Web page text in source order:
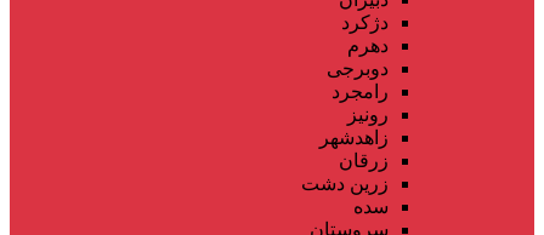
دژکرد
دهرم
دوبرجی
رامجرد
رونیز
زاهدشهر
زرقان
زرین دشت
سده
سروستان